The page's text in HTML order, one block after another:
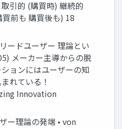
引的 (購買時) 継続的
前も 購買後も) 18
ードユーザー 理論とい
メーカー主導からの脱
ョンにはユーザーの知
れている！
Innovation
ー理論の発端 • von